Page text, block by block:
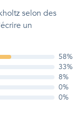
selon des
un
58%
33%
8%
0%
0%